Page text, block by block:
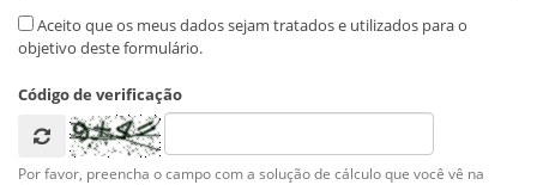
Aceito que os meus dados sejam tratados e utilizados para o
objetivo deste formulário.
Código de verificação
Por favor, preencha o campo com a solução de cálculo que você vê na